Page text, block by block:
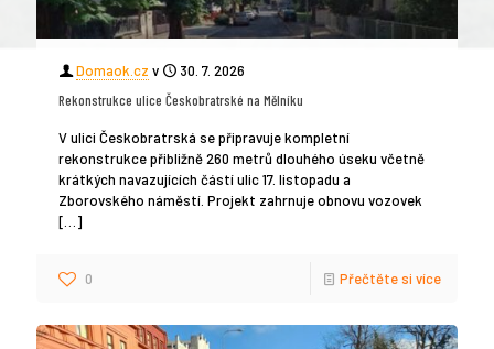
Domaok.cz v
30. 7. 2026
Rekonstrukce ulice Českobratrské na Mělníku
V ulici Českobratrská se připravuje kompletní
rekonstrukce přibližně 260 metrů dlouhého úseku včetně
krátkých navazujících částí ulic 17. listopadu a
Zborovského náměstí. Projekt zahrnuje obnovu vozovek
[…]
0 Přečtěte si více